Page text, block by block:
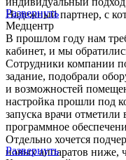
Надежный партнер, с
Развернуть
Медцентр
В прошлом году нам
кабинет, и мы
Сотрудники компании
задание, подобрали
и возможностей
настройка прошли под
запуска врачи отметили
программное
Отдельно хочется
новых аппаратов ниже,
Развернуть